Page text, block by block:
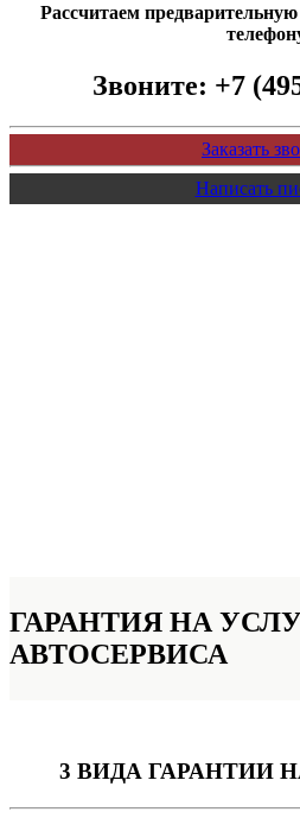
Рассчитаем
Звоните: +7
Заказать
Написать
ГАРАНТИЯ НА
АВТОСЕРВИСА
3 ВИДА ГАРАНТИИ